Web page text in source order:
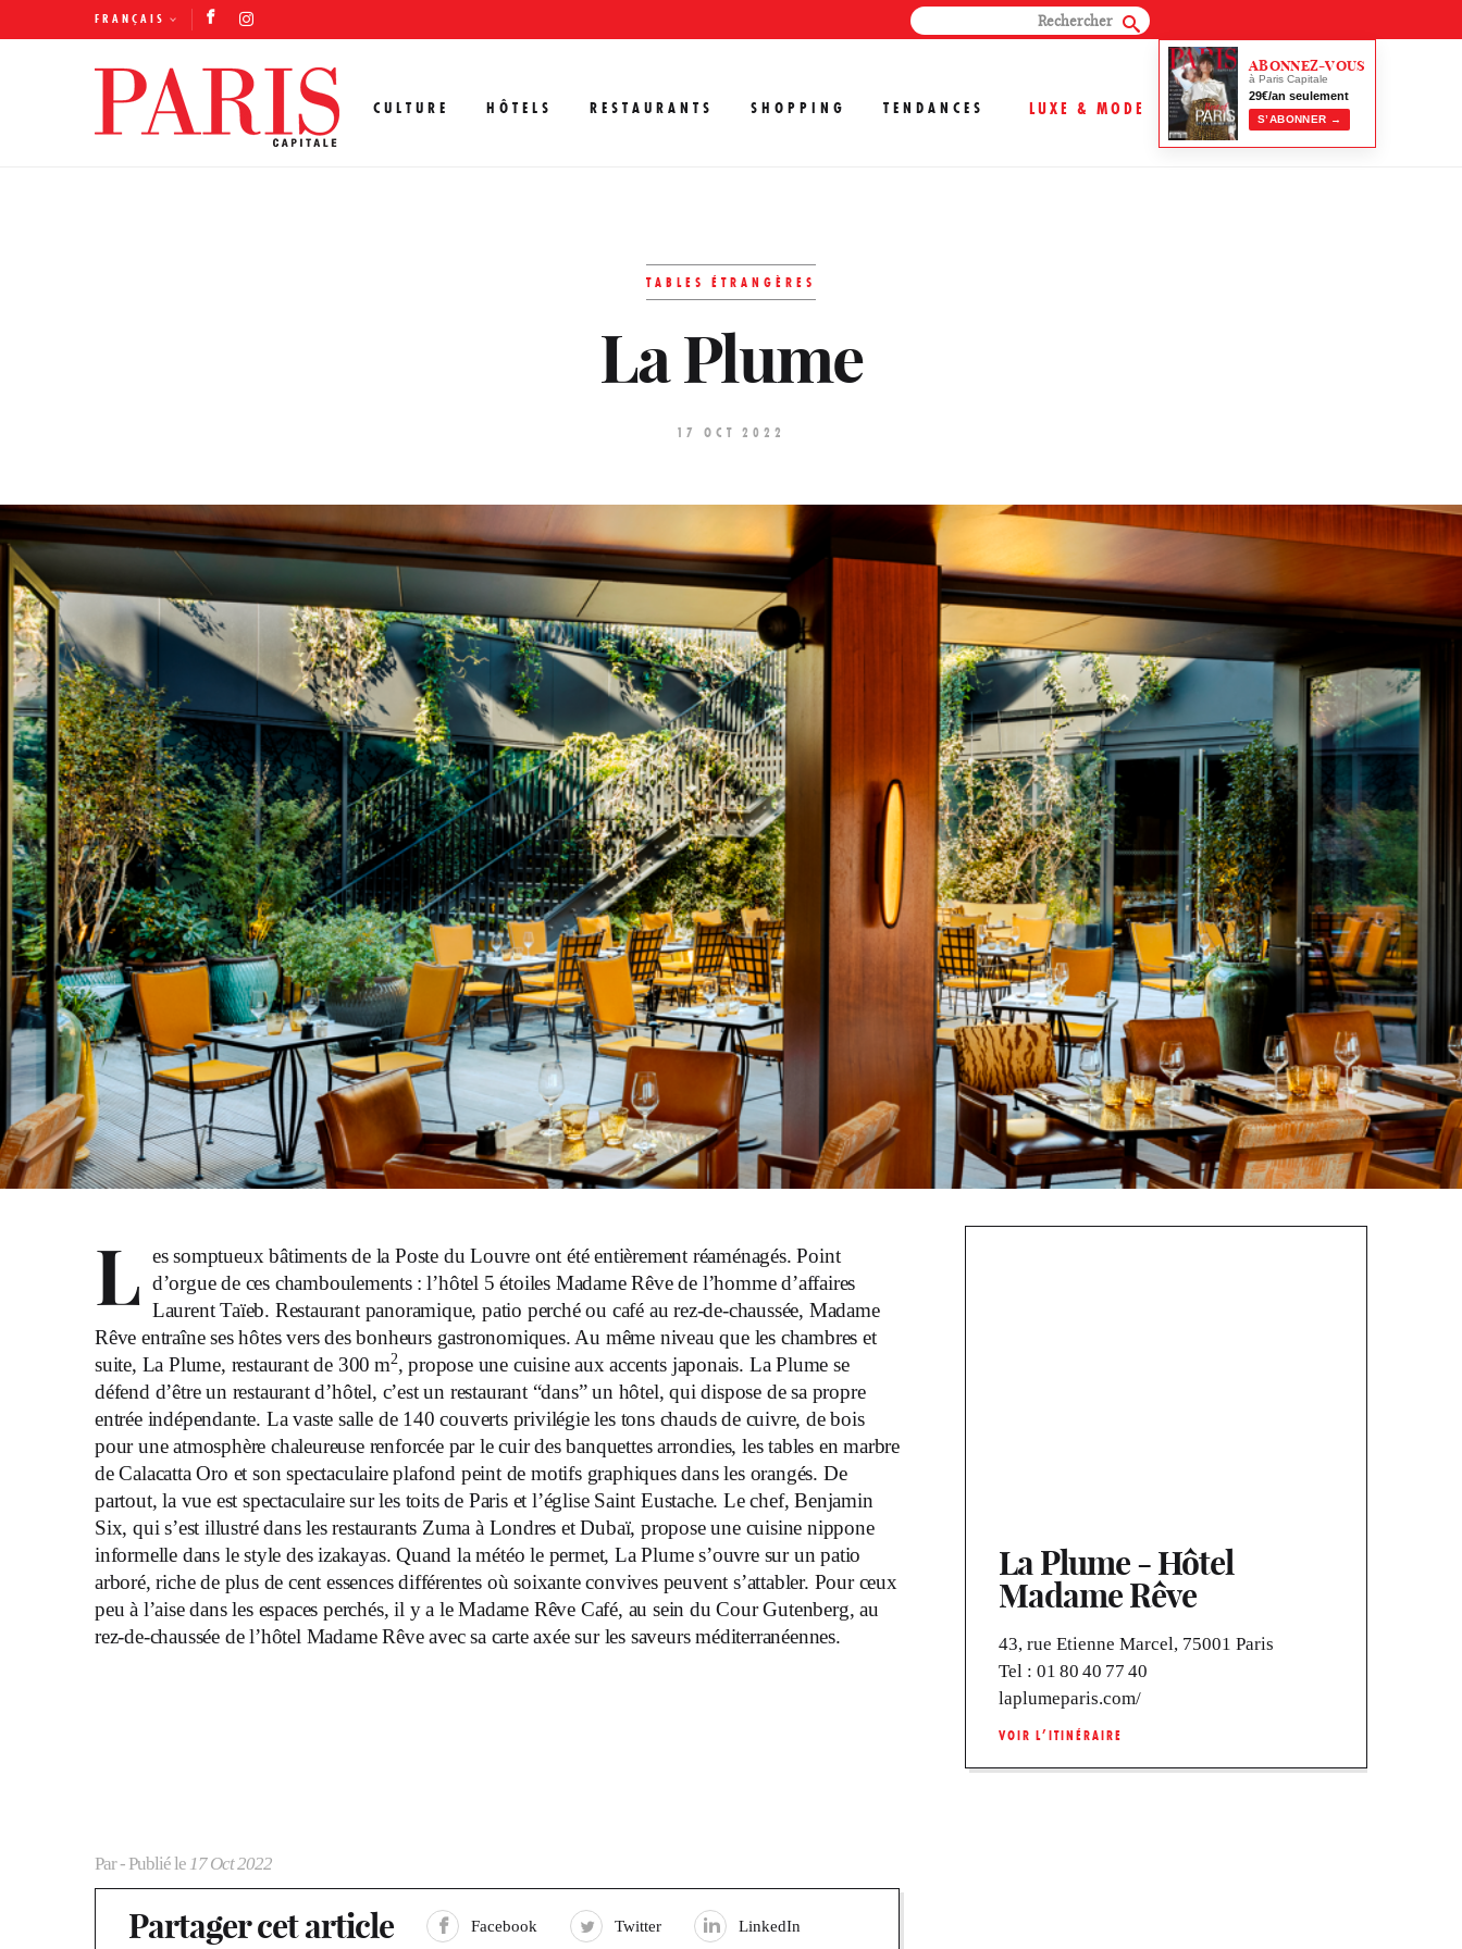
FRANÇAIS
CULTURE HÔTELS RESTAURANTS SHOPPING TENDANCES LUXE & MODE
ABONNEZ-VOUS
à Paris Capitale
29€/an seulement
S’ABONNER →
TABLES ÉTRANGÈRES
La Plume
17 OCT 2022
L es somptueux bâtiments de la Poste du Louvre ont été entièrement réaménagés. Point
d’orgue de ces chamboulements : l’hôtel 5 étoiles Madame Rêve de l’homme d’affaires
Laurent Taïeb. Restaurant panoramique, patio perché ou café au rez-de-chaussée, Madame
Rêve entraîne ses hôtes vers des bonheurs gastronomiques. Au même niveau que les chambres et
suite, La Plume, restaurant de 300 m2, propose une cuisine aux accents japonais. La Plume se
défend d’être un restaurant d’hôtel, c’est un restaurant “dans” un hôtel, qui dispose de sa propre
entrée indépendante. La vaste salle de 140 couverts privilégie les tons chauds de cuivre, de bois
pour une atmosphère chaleureuse renforcée par le cuir des banquettes arrondies, les tables en marbre
de Calacatta Oro et son spectaculaire plafond peint de motifs graphiques dans les orangés. De
partout, la vue est spectaculaire sur les toits de Paris et l’église Saint Eustache. Le chef, Benjamin
Six, qui s’est illustré dans les restaurants Zuma à Londres et Dubaï, propose une cuisine nippone
informelle dans le style des izakayas. Quand la météo le permet, La Plume s’ouvre sur un patio
arboré, riche de plus de cent essences différentes où soixante convives peuvent s’attabler. Pour ceux
peu à l’aise dans les espaces perchés, il y a le Madame Rêve Café, au sein du Cour Gutenberg, au
rez-de-chaussée de l’hôtel Madame Rêve avec sa carte axée sur les saveurs méditerranéennes.
La Plume - Hôtel
Madame Rêve
43, rue Etienne Marcel, 75001 Paris
Tel : 01 80 40 77 40
laplumeparis.com/
VOIR L’ITINÉRAIRE
Par- Publié le 17 Oct 2022
Partager cet article Facebook Twitter LinkedIn